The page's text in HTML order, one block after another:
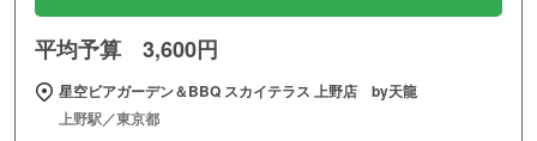
平均予算 3,600円
星空ビアガーデン＆BBQ スカイテラス 上野店 by天龍
上野駅／東京都